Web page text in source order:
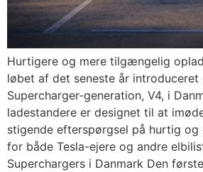
Hurtigere og mere tilgængelig
løbet af det seneste år introduceret
Supercharger-generation, V4, i
ladestandere er designet til at
stigende efterspørgsel på hurtig
for både Tesla-ejere og andre
Superchargers i Danmark Den